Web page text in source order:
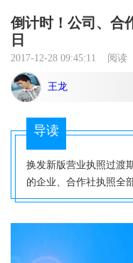
倒计时！公司、合
日
2017-12-28 09:45:11 阅读
王龙
导读
换发新版营业执照过渡
的企业、合作社执照全